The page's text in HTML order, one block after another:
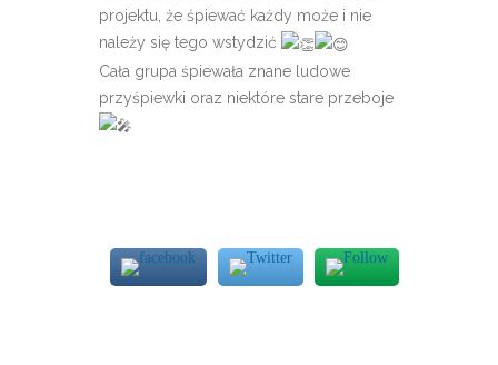
projektu, że śpiewać każdy może i nie
należy się tego wstydzić
Cała grupa śpiewała znane ludowe
przyśpiewki oraz niektóre stare przeboje